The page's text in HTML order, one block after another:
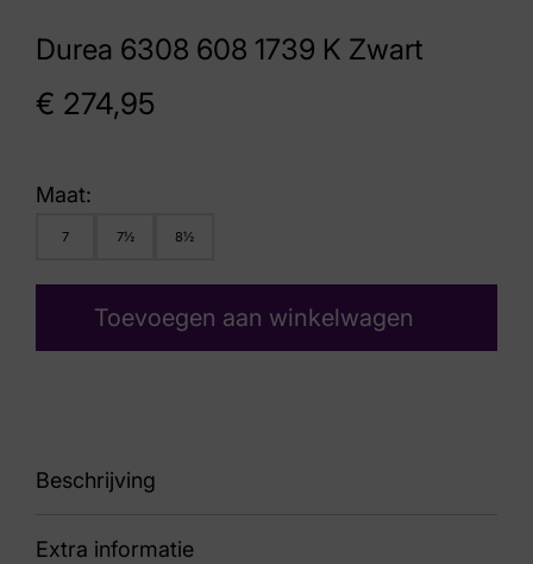
Durea 6308 608 1739 K Zwart
€ 274,95
Maat:
7 7½ 8½
Toevoegen aan winkelwagen
Beschrijving
90 6308 608 1739 K
Extra informatie